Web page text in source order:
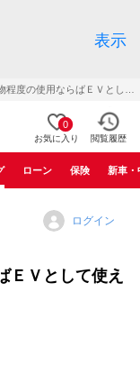
表示
0
お気に入り 閲覧履歴
ローン 保険 新車・
ログイン
Ｖとして使え